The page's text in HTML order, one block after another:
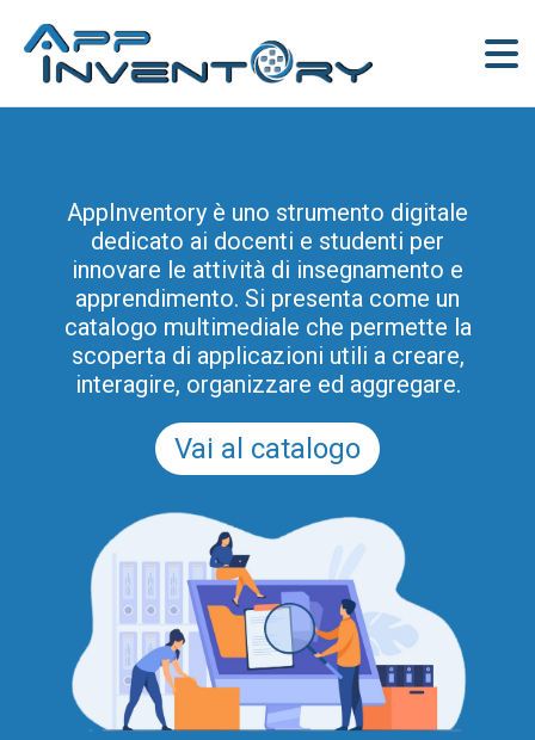
AppInventory è uno strumento digitale
dedicato ai docenti e studenti per
innovare le attività di insegnamento e
apprendimento. Si presenta come un
catalogo multimediale che permette la
scoperta di applicazioni utili a creare,
interagire, organizzare ed aggregare.
Vai al catalogo